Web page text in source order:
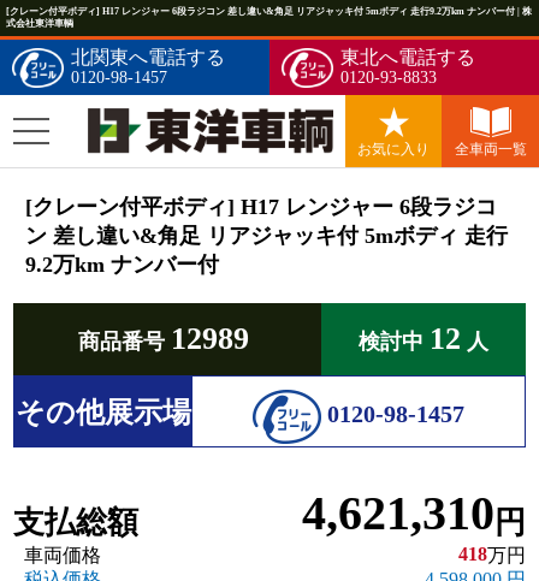
[クレーン付平ボディ] H17 レンジャー 6段ラジコン 差し違い&角足 リアジャッキ付 5mボディ 走行9.2万km ナンバー付 | 株
式会社東洋車輌
北関東へ電話する
0120-98-1457
東北へ電話する
0120-93-8833
お気に入り 全車両一覧
[クレーン付平ボディ] H17 レンジャー 6段ラジコ
ン 差し違い&角足 リアジャッキ付 5mボディ 走行
9.2万km ナンバー付
商品番号 12989 検討中 12 人
その他展示場 0120-98-1457
支払総額 4,621,310 円
車両価格 418万円